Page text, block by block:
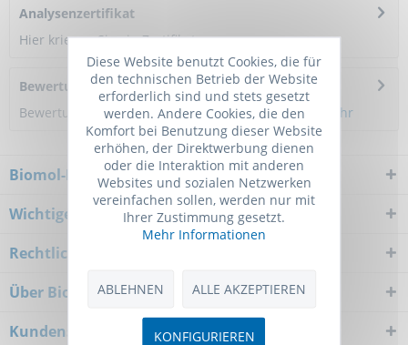
Analysenzertifikat
Hier kriegen Sie ein Zertifikat
Bewertungen
0
Bewertungen lesen, schreiben und diskutieren...
mehr
Biomol-Newsletter
Wichtiger Hinweis
Rechtliches
Über Biomol
Kundenservice
Diese Website benutzt Cookies, die für
den technischen Betrieb der Website
erforderlich sind und stets gesetzt
werden. Andere Cookies, die den
Komfort bei Benutzung dieser Website
erhöhen, der Direktwerbung dienen
oder die Interaktion mit anderen
Websites und sozialen Netzwerken
vereinfachen sollen, werden nur mit
Ihrer Zustimmung gesetzt.
Mehr Informationen
ABLEHNEN ALLE AKZEPTIEREN
KONFIGURIEREN